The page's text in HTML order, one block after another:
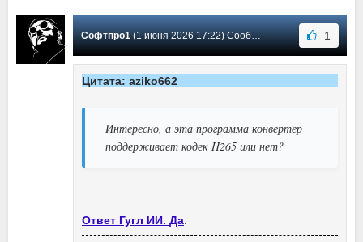
Софтпро1(1 июня 2026 17:22) Сообщение #1554 1
Цитата: aziko662
Интересно, а эта программа конвертер
поддерживает кодек H265 или нет?
Ответ Гугл ИИ. Да